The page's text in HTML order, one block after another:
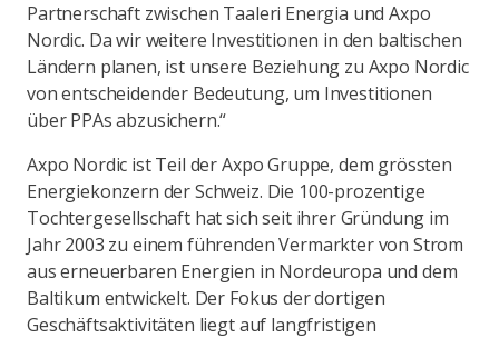
Partnerschaft zwischen Taaleri Energia und Axpo
Nordic. Da wir weitere Investitionen in den baltischen
Ländern planen, ist unsere Beziehung zu Axpo Nordic
von entscheidender Bedeutung, um Investitionen
über PPAs abzusichern.“
Axpo Nordic ist Teil der Axpo Gruppe, dem grössten
Energiekonzern der Schweiz. Die 100-prozentige
Tochtergesellschaft hat sich seit ihrer Gründung im
Jahr 2003 zu einem führenden Vermarkter von Strom
aus erneuerbaren Energien in Nordeuropa und dem
Baltikum entwickelt. Der Fokus der dortigen
Geschäftsaktivitäten liegt auf langfristigen